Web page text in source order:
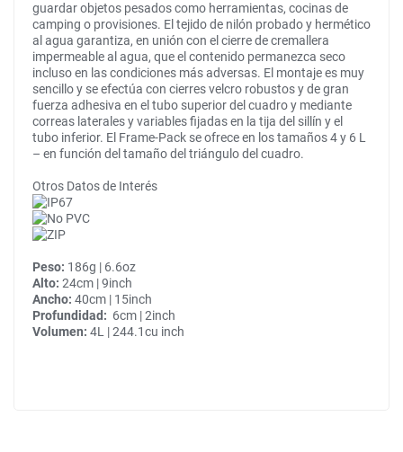
guardar objetos pesados como herramientas, cocinas de
camping o provisiones. El tejido de nilón probado y hermético
al agua garantiza, en unión con el cierre de cremallera
impermeable al agua, que el contenido permanezca seco
incluso en las condiciones más adversas. El montaje es muy
sencillo y se efectúa con cierres velcro robustos y de gran
fuerza adhesiva en el tubo superior del cuadro y mediante
correas laterales y variables fijadas en la tija del sillín y el
tubo inferior. El Frame-Pack se ofrece en los tamaños 4 y 6 L
– en función del tamaño del triángulo del cuadro.
Otros Datos de Interés
Peso: 186g | 6.6oz
Alto: 24cm | 9inch
Ancho: 40cm | 15inch
Profundidad: 6cm | 2inch
Volumen: 4L | 244.1cu inch